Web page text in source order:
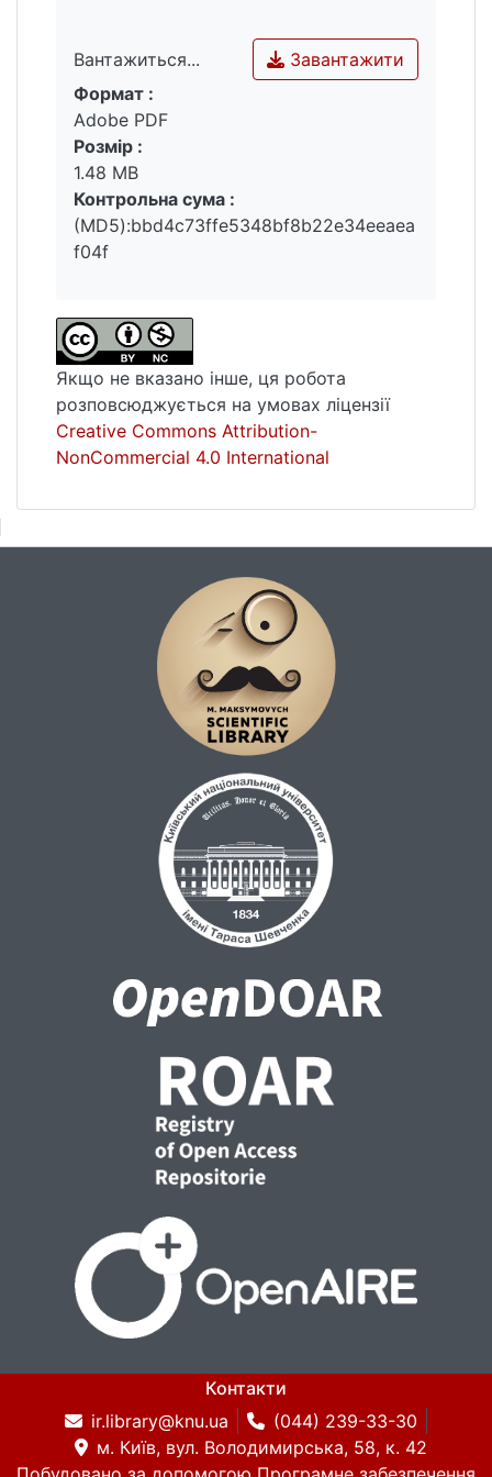
Вантажиться...
Вантажиться...
Завантажити
Формат :
Adobe PDF
Розмір :
1.48 MB
Контрольна сума :
(MD5):bbd4c73ffe5348bf8b22e34eeaea
f04f
Якщо не вказано інше, ця робота
розповсюджується на умовах ліцензії
Creative Commons Attribution-
NonCommercial 4.0 International
Контакти
ir.library@knu.ua
(044) 239-33-30
м. Київ, вул. Володимирська, 58, к. 42